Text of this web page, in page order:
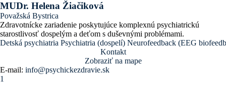
MUDr. Helena Žiačiková
Považská Bystrica
Zdravotnícke zariadenie poskytujúce komplexnú psychiatrickú
starostlivosť dospelým a deťom s duševnými problémami.
Detská psychiatria Psychiatria (dospelí) Neurofeedback (EEG
Kontakt
Zobraziť na mape
E-mail: info@psychickezdravie.sk
1